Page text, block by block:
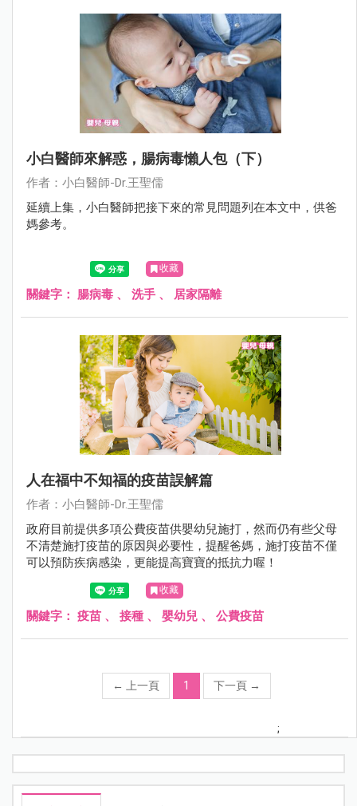
小白醫師來解惑，腸病毒懶人包（下）
作者：小白醫師-Dr.王聖儒
延續上集，小白醫師把接下來的常見問題列在本文中，供爸
媽參考。
收藏
關鍵字： 腸病毒 、 洗手 、 居家隔離
人在福中不知福的疫苗誤解篇
作者：小白醫師-Dr.王聖儒
政府目前提供多項公費疫苗供嬰幼兒施打，然而仍有些父母
不清楚施打疫苗的原因與必要性，提醒爸媽，施打疫苗不僅
可以預防疾病感染，更能提高寶寶的抵抗力喔！
收藏
關鍵字： 疫苗 、 接種 、 嬰幼兒 、 公費疫苗
← 上一頁 1 下一頁 →
;